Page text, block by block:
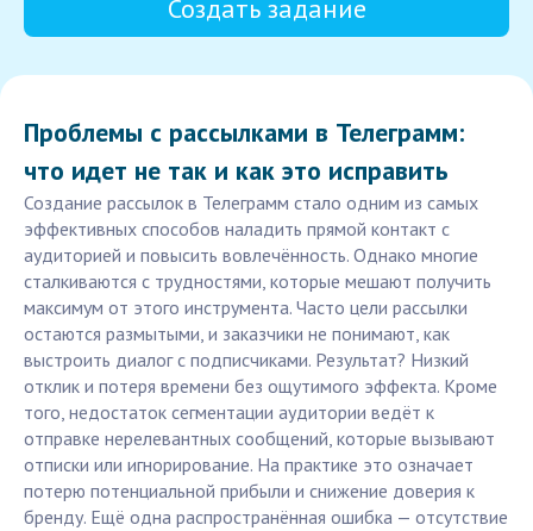
Создать задание
Проблемы с рассылками в Телеграмм:
что идет не так и как это исправить
Создание рассылок в Телеграмм стало одним из самых
эффективных способов наладить прямой контакт с
аудиторией и повысить вовлечённость. Однако многие
сталкиваются с трудностями, которые мешают получить
максимум от этого инструмента. Часто цели рассылки
остаются размытыми, и заказчики не понимают, как
выстроить диалог с подписчиками. Результат? Низкий
отклик и потеря времени без ощутимого эффекта. Кроме
того, недостаток сегментации аудитории ведёт к
отправке нерелевантных сообщений, которые вызывают
отписки или игнорирование. На практике это означает
потерю потенциальной прибыли и снижение доверия к
бренду. Ещё одна распространённая ошибка — отсутствие